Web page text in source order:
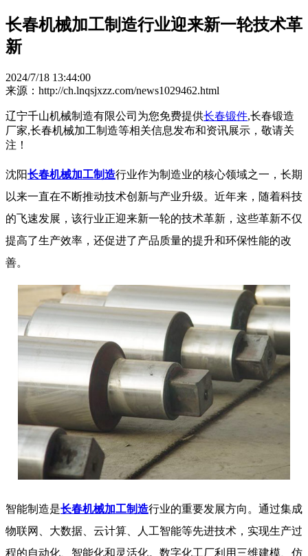
长春机械加工制造行业迎来新一轮技术革
新
2024/7/18 13:44:00
来源：http://ch.lnqsjxzz.com/news1029462.html
辽宁千山机械制造有限公司为您免费提供长春锻件,长春锻造
厂家,长春机械加工制造等相关信息发布和资讯展示，敬请关
注！
沈阳长春机械加工制造行业作为制造业的核心领域之一，长期
以来一直在不断推动技术创新与产业升级。近年来，随着科技
的飞速发展，该行业正迎来新一轮的技术革新，这些革新不仅
提高了生产效率，还促进了产品质量的提升和环保性能的改
善。
智能制造是长春机械加工制造行业的重要发展方向。通过集成
物联网、大数据、云计算、人工智能等先进技术，实现生产过
程的自动化、智能化和灵活化。数字化工厂利用三维建模、仿